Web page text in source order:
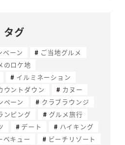
タグ
ペーン
ご当地グルメ
のロケ地
イルミネーション
ウントダウン
カヌー
ペーン
クラブラウンジ
ンピング
グルメ旅行
デート
ハイキング
ベキュー
ビーチリゾート